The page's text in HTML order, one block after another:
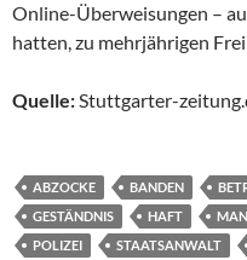
Online-Überweisungen –
hatten, zu mehrjährigen
Quelle:Stuttgarter-
ABZOCKE BANDEN
GESTÄNDNIS
HAFT
POLIZEI
STAATSANWALT